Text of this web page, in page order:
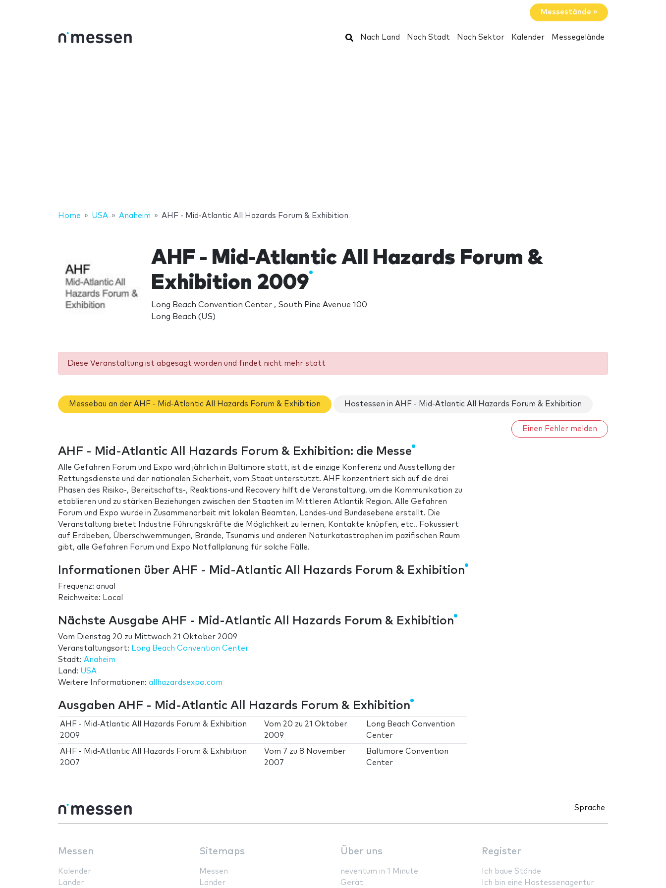
Messestände »
Suchen
Nach Land Nach Stadt Nach Sektor Kalender Messegelände
Home USA Anaheim AHF - Mid-Atlantic All Hazards Forum & Exhibition
AHF - Mid-Atlantic All Hazards Forum &
Exhibition 2009
Long Beach Convention Center , South Pine Avenue 100
Long Beach (US)
Diese Veranstaltung ist abgesagt worden und findet nicht mehr statt
Messebau an der AHF - Mid-Atlantic All Hazards Forum & Exhibition Hostessen in AHF - Mid-Atlantic All Hazards Forum & Exhibition
Einen Fehler melden
AHF - Mid-Atlantic All Hazards Forum & Exhibition: die Messe
Alle Gefahren Forum und Expo wird jährlich in Baltimore statt, ist die einzige Konferenz und Ausstellung der
Rettungsdienste und der nationalen Sicherheit, vom Staat unterstützt. AHF konzentriert sich auf die drei
Phasen des Risiko-, Bereitschafts-, Reaktions-und Recovery hilft die Veranstaltung, um die Kommunikation zu
etablieren und zu stärken Beziehungen zwischen den Staaten im Mittleren Atlantik Region. Alle Gefahren
Forum und Expo wurde in Zusammenarbeit mit lokalen Beamten, Landes-und Bundesebene erstellt. Die
Veranstaltung bietet Industrie Führungskräfte die Möglichkeit zu lernen, Kontakte knüpfen, etc.. Fokussiert
auf Erdbeben, Überschwemmungen, Brände, Tsunamis und anderen Naturkatastrophen im pazifischen Raum
gibt, alle Gefahren Forum und Expo Notfallplanung für solche Fälle.
Informationen über AHF - Mid-Atlantic All Hazards Forum & Exhibition
Frequenz: anual
Reichweite: Local
Nächste Ausgabe AHF - Mid-Atlantic All Hazards Forum & Exhibition
Vom Dienstag 20 zu Mittwoch 21 Oktober 2009
Veranstaltungsort: Long Beach Convention Center
Stadt: Anaheim
Land: USA
Weitere Informationen: allhazardsexpo.com
Ausgaben AHF - Mid-Atlantic All Hazards Forum & Exhibition
AHF - Mid-Atlantic All Hazards Forum & Exhibition
2009
Vom 20 zu 21 Oktober
2009
Long Beach Convention
Center
AHF - Mid-Atlantic All Hazards Forum & Exhibition
2007
Vom 7 zu8 November
2007
Baltimore Convention
Center
Sprache
Messen
Kalender
Länder
Sitemaps
Messen
Länder
Über uns
neventum in 1 Minute
Gerät
Register
Ich baue Stände
Ich bin eine Hostessenagentur